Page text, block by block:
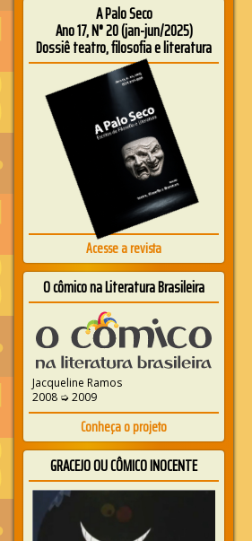
A Palo Seco
Ano 17, N° 20 (jan-jun/2025)
Dossiê teatro, filosofia e literatura
Acesse a revista
O cômico na Literatura Brasileira
Jacqueline Ramos
2008 ➭ 2009
Conheça o projeto
GRACEJO OU CÔMICO INOCENTE